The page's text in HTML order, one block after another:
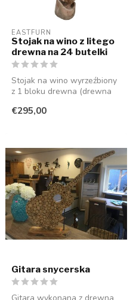
EASTFURN
Stojak na wino z litego
drewna na 24 butelki
Stojak na wino wyrzeźbiony
z 1 bloku drewna (drewna
pomieścić...
€295,00
Gitara snycerska